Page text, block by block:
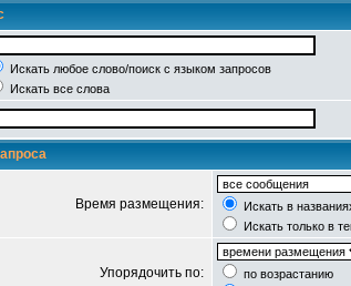
Искать любое слово/поиск с языком запросов
Искать все слова
Время размещения:
Искать в
Искать только в
Упорядочить по:
по возрастанию